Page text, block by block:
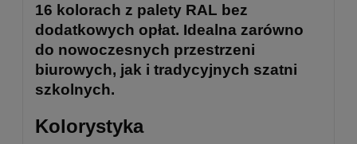
16 kolorach z palety RAL bez
dodatkowych opłat. Idealna zarówno
do nowoczesnych przestrzeni
biurowych, jak i tradycyjnych szatni
szkolnych.
Kolorystyka